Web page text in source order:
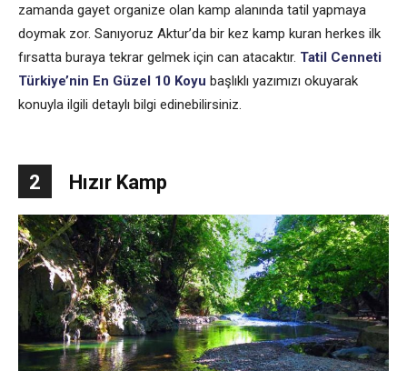
zamanda gayet organize olan kamp alanında tatil yapmaya
doymak zor. Sanıyoruz Aktur’da bir kez kamp kuran herkes ilk
fırsatta buraya tekrar gelmek için can atacaktır. Tatil Cenneti
Türkiye’nin En Güzel 10 Koyu başlıklı yazımızı okuyarak
konuyla ilgili detaylı bilgi edinebilirsiniz.
2 Hızır Kamp